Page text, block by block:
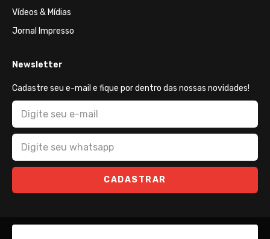
Vídeos & Mídias
Jornal Impresso
Newsletter
Cadastre seu e-mail e fique por dentro das nossas novidades!
CADASTRAR